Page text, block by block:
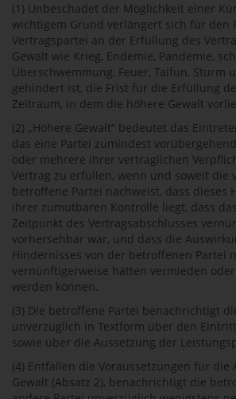
(1) Unbeschadet der Möglichkeit einer
wichtigem Grund verlängert sich für den
Vertragspartei an der Erfüllung des
Gewalt wie Krieg, Endemie, Pandemie,
Überschwemmung, Feuer, Taifun, Sturm
gehindert ist, die Frist für die Erfüllung
Zeitraum, in dem die höhere Gewalt
(2) „Höhere Gewalt“ bedeutet das
das eine Partei zumindest
oder mehrere ihrer vertraglichen
Vertrag zu erfüllen, wenn und soweit die
betroffene Partei nachweist, dass dieses
ihrer zumutbaren Kontrolle liegt, dass
Zeitpunkt des Vertragsabschlusses
vorhersehbar war, und dass die
Hindernisses von der betroffenen Partei
vernünftigerweise hätten vermieden
werden können.
(3) Die betroffene Partei benachrichtigt
unverzüglich in Textform über den
sowie über die Aussetzung der
(4) Entfallen die Voraussetzungen für die
Gewalt (Absatz 2), benachrichtigt die